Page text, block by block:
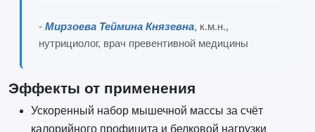
- Мирзоева Теймина Князевна, к.м.н.,
нутрициолог, врач превентивной медицины
Эффекты от применения
Ускоренный набор мышечной массы за счёт
калорийного профицита и белковой нагрузки